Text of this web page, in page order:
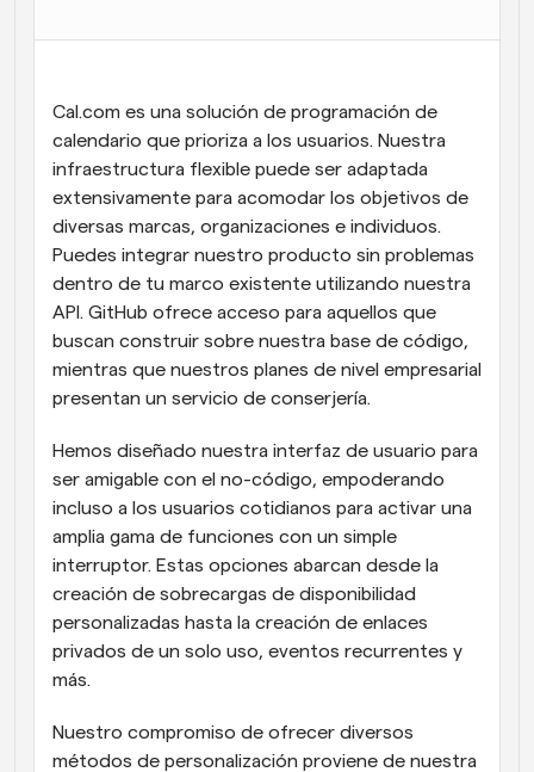
Programación potenciadda con llamadas
impulsadas por IA
Flujos de trabajo
Blog
Mantente al día con las últimas noticias y
actualizaciones
Reuniones Instantáneas
Reúnete con clientes en minutos
Enlaces de Grupo Dinámico
Reserva reuniones de forma fluida con varias personas
Webhooks
Recibe notificaciones cuando ocurra algo
Cal.com es una solución de programación de
calendario que prioriza a los usuarios. Nuestra
infraestructura flexible puede ser adaptada
extensivamente para acomodar los objetivos de
diversas marcas, organizaciones e individuos.
Puedes integrar nuestro producto sin problemas
dentro de tu marco existente utilizando nuestra
API. GitHub ofrece acceso para aquellos que
buscan construir sobre nuestra base de código,
mientras que nuestros planes de nivel empresarial
presentan un servicio de conserjería.
Hemos diseñado nuestra interfaz de usuario para
ser amigable con el no-código, empoderando
incluso a los usuarios cotidianos para activar una
amplia gama de funciones con un simple
interruptor. Estas opciones abarcan desde la
creación de sobrecargas de disponibilidad
personalizadas hasta la creación de enlaces
privados de un solo uso, eventos recurrentes y
más.
Nuestro compromiso de ofrecer diversos
métodos de personalización proviene de nuestra